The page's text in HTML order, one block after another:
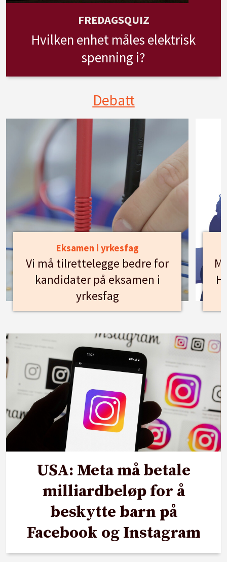
FREDAGSQUIZ
Hvilken enhet måles elektrisk
spenning i?
Debatt
Eksamen i yrkesfag
Vi må tilrettelegge bedre for
kandidater på eksamen i
yrkesfag
USA: Meta må betale
milliardbeløp for å
beskytte barn på
Facebook og Instagram